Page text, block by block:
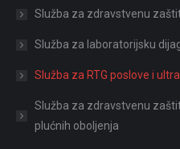
Služba za zdravstvenu
Služba za laboratorijsku
Služba za RTG poslove i
Služba za zdravstvenu
plućnih oboljenja